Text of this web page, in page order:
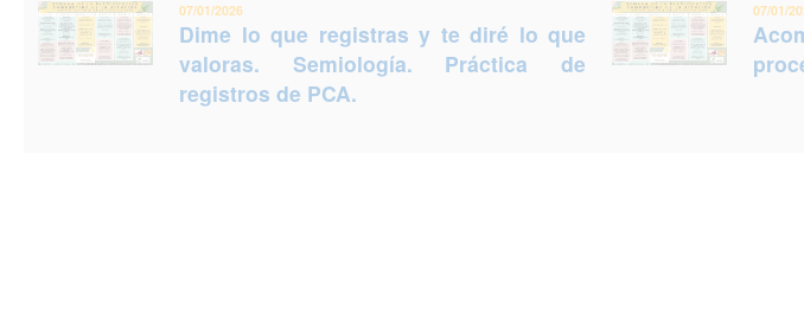
07/01/2026
Dime lo que registras y te diré lo que
valoras. Semiología. Práctica de
registros de PCA.
07/01/